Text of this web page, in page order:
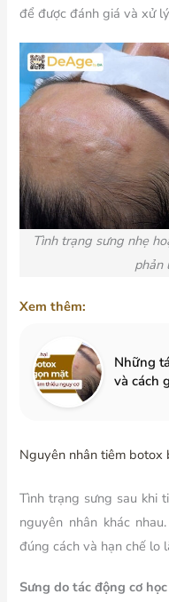
để được đánh giá và xử
Tình trạng sưng nhẹ
phản
Xem thêm:
Những
và cách
Nguyên nhân tiêm botox
Tình trạng sưng sau khi
nguyên nhân khác
đúng cách và hạn chế lo
Sưng do tác động cơ